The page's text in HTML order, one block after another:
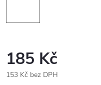
185 Kč
153 Kč bez DPH